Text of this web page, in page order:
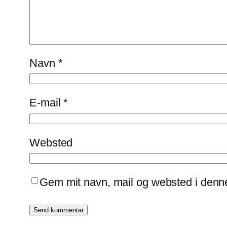
Navn *
E-mail*
Websted
Gem mit navn, mail og websted i